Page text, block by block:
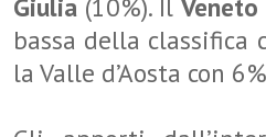
Giulia (10%). Il Veneto
bassa della classifica
la Valle d’Aosta con